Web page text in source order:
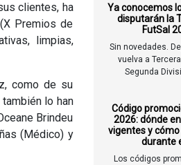
clientes, ha
Premios de
limpias,
como de su
lo han
Brindeu
(Médico) y
Ya conocemos
disputarán la
FutSal
Sin novedades.
vuelva a
Segunda
Código
2026: dónde
vigentes y
durante
Los códigos